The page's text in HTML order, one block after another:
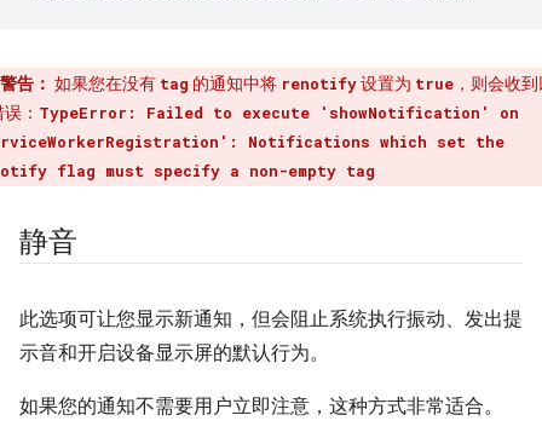
警告： 如果您在没有 tag 的通知中将 renotify设置为 true ，则会收
： TypeError: Failed to execute 'showNotification' on
Notifications which set the
flag must specify a non-empty tag
静音
此选项可让您显示新通知，但会阻止系统执行振动、发出提
示音和开启设备显示屏的默认行为。
如果您的通知不需要用户立即注意，这种方式非常适合。